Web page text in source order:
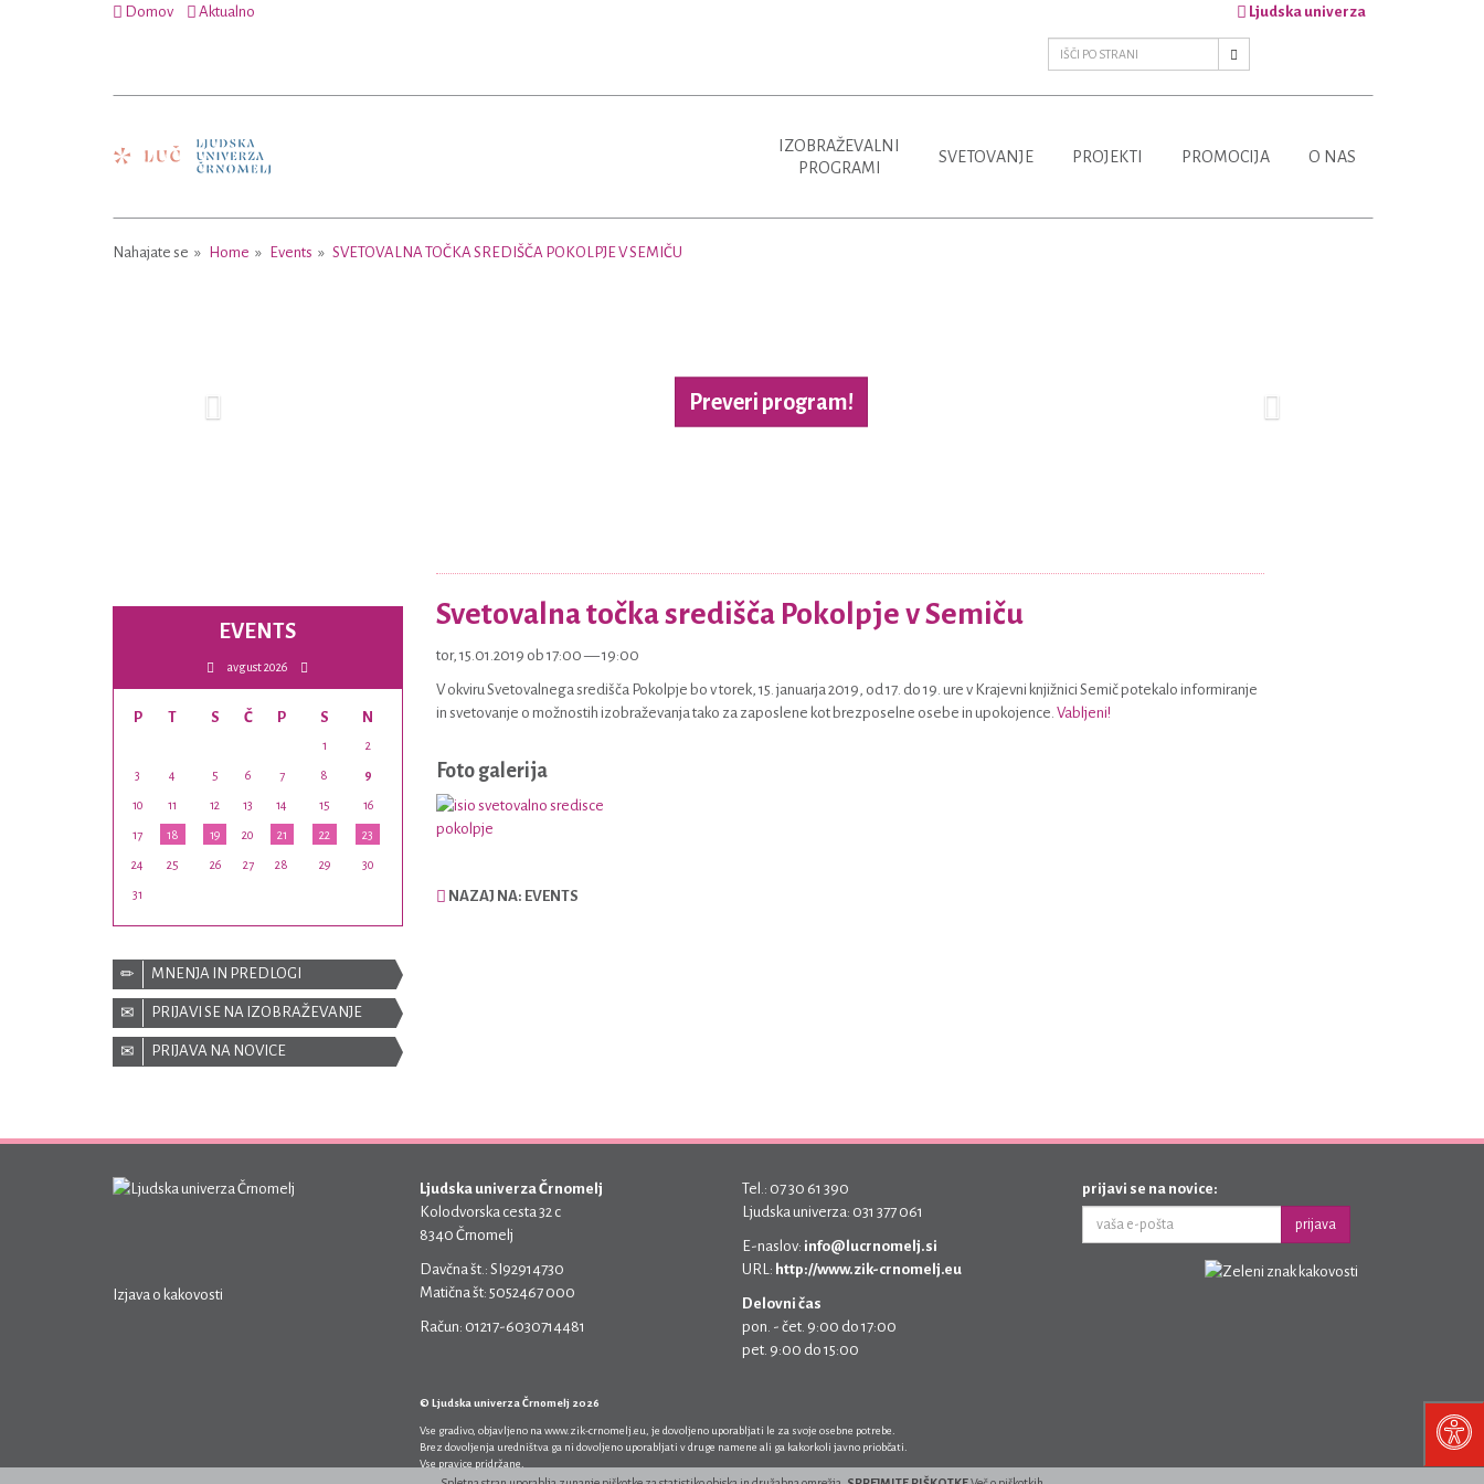
Domov Aktualno Ljudska univerza
IZOBRAŽEVALNI
PROGRAMI
SVETOVANJE PROJEKTI PROMOCIJA O NAS
Nahajate se Home Events SVETOVALNA TOČKA SREDIŠČA POKOLPJE V SEMIČU
Preveri program!
Svetovalna točka središča Pokolpje v Semiču
tor, 15.01.2019 ob 17:00 — 19:00
V okviru Svetovalnega središča Pokolpje bo v torek, 15. januarja 2019, od 17. do 19. ure v Krajevni knjižnici Semič potekalo informiranje
in svetovanje o možnostih izobraževanja tako za zaposlene kot brezposelne osebe in upokojence. Vabljeni!
Foto galerija
NAZAJ NA: EVENTS
EVENTS
avgust 2026
P T S Č P S N
1 2
3 4 5 6 7 8 9
10 11 12 13 14 15 16
17 18 19 20 21 22 23
24 25 26 27 28 29 30
31
MNENJA IN PREDLOGI
PRIJAVI SE NA IZOBRAŽEVANJE
PRIJAVA NA NOVICE
Izjava o kakovosti
Ljudska univerza Črnomelj
Kolodvorska cesta 32 c
8340 Črnomelj
Davčna št.: SI92914730
Matična št: 5052467 000
Račun: 01217-6030714481
Tel.: 07 30 61 390
Ljudska univerza: 031 377 061
E-naslov: info@lucrnomelj.si
URL: http://www.zik-crnomelj.eu
Delovni čas
pon. - čet. 9:00 do 17:00
pet. 9:00 do 15:00
© Ljudska univerza Črnomelj 2026
Vse gradivo, objavljeno na www.zik-crnomelj.eu , je dovoljeno uporabljati le za svoje osebne potrebe.
Brez dovoljenja uredništva ga ni dovoljeno uporabljati v druge namene ali ga kakorkoli javno priobčati.
Vse pravice pridržane.
prijavi se na novice:
prijava